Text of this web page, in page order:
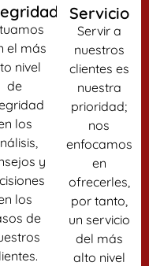
el más
nivel
de
los
y
los
de
Servicio
Servir a
nuestros
clientes es
nuestra
prioridad;
nos
enfocamos
en
ofrecerles,
por tanto,
un servicio
del más
alto nivel